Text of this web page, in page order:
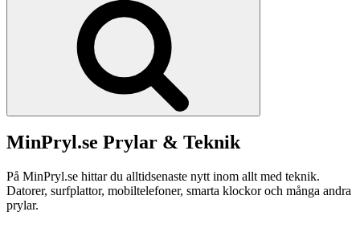
MinPryl.se Prylar & Teknik
På MinPryl.se hittar du alltidsenaste nytt inom allt med teknik.
Datorer, surfplattor, mobiltelefoner, smarta klockor och många andra
prylar.